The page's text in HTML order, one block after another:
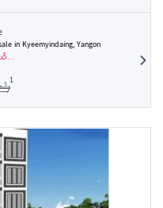
in Kyeemyindaing, Yangon
ယ်…
1